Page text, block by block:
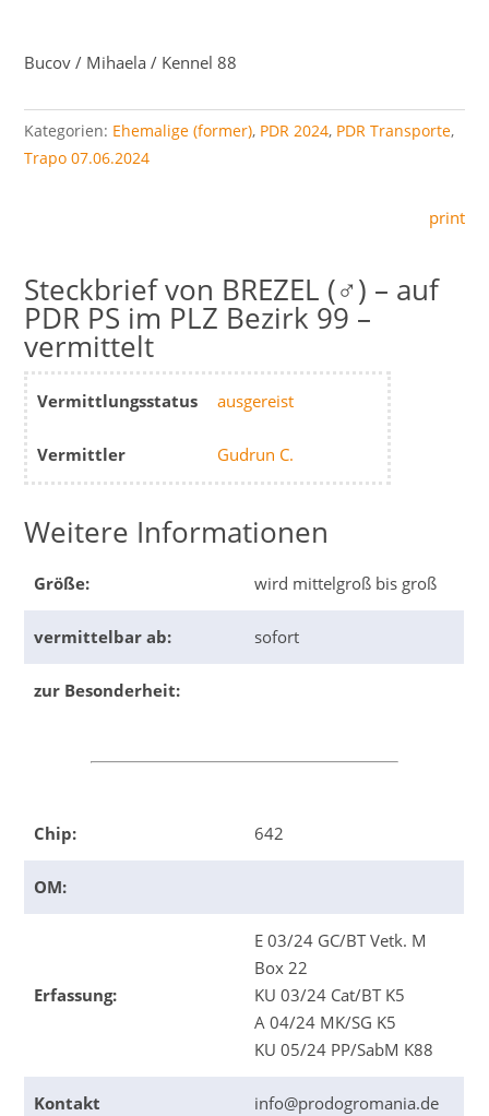
Bucov / Mihaela / Kennel 88
Kategorien: Ehemalige (former), PDR 2024, PDR Transporte,
Trapo 07.06.2024
print
BREZEL (♂) – auf
PDR PS im PLZ Bezirk 99 –
vermittelt
Vermittlungsstatus ausgereist
Vermittler Gudrun C.
Weitere Informationen
Größe: wird mittelgroß bis groß
vermittelbar ab: sofort
zur Besonderheit:
Chip: 642
OM:
Erfassung:
E 03/24 GC/BT Vetk. M
Box 22
KU 03/24 Cat/BT K5
A 04/24 MK/SG K5
KU 05/24 PP/SabM K88
Kontakt info@prodogromania.de